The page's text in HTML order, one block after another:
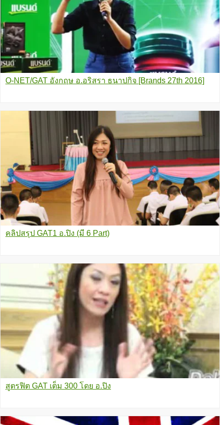
O-NET/GAT อังกฤษ อ.อริสรา ธนาปกิจ [Brands 27th 2016]
คลิปสรุป GAT1 อ.ปิง (มี 6 Part)
สูตรฟิต GAT เต็ม 300 โดย อ.ปิง